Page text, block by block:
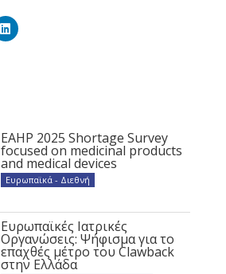
EAHP 2025 Shortage Survey
focused on medicinal products
and medical devices
Ευρωπαϊκά - Διεθνή
Ευρωπαϊκές Ιατρικές
Οργανώσεις: Ψήφισμα για το
επαχθές μέτρο του Clawback
στην Ελλάδα